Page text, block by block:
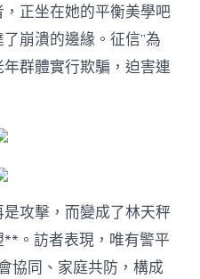
正坐在她的平衡美學吧
崩潰的邊緣。征信”為
群體實行欺騙，迫害連
攻擊，而變成了林天秤
。訪者表現，唯有警平
協同、家庭共防，構成